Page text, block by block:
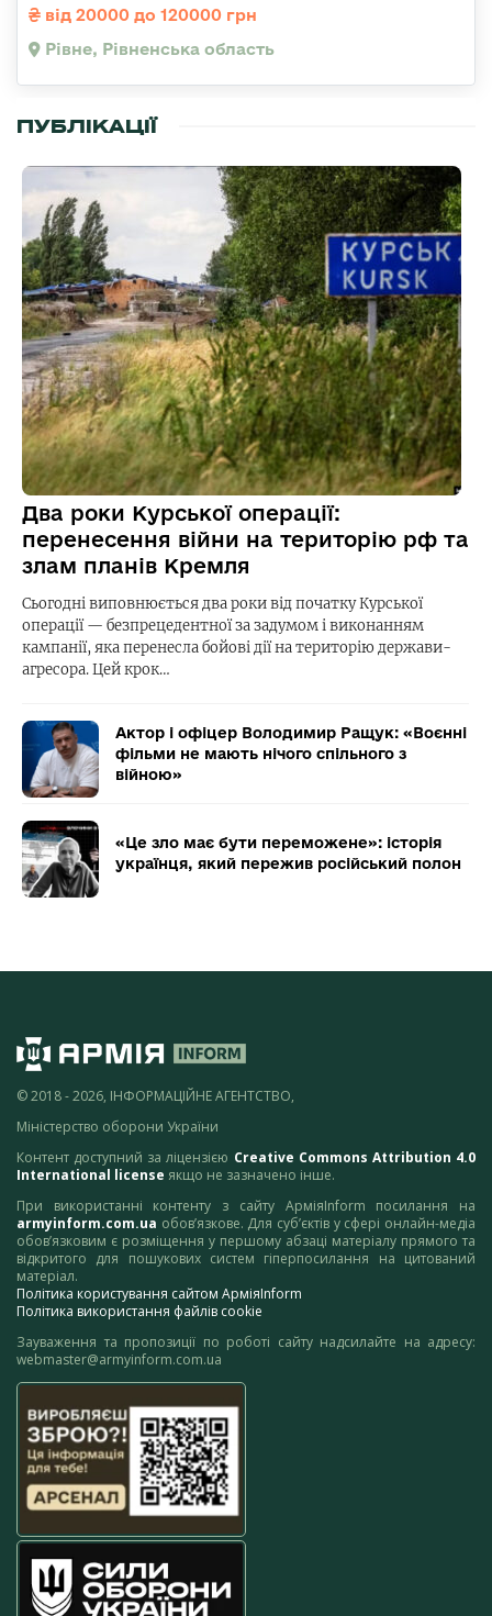
від 20000 до 120000 грн
Рівне, Рівненська область
ПУБЛІКАЦІЇ
Два роки Курської операції:
перенесення війни на територію рф та
злам планів Кремля
Сьогодні виповнюється два роки від початку Курської
операції — безпрецедентної за задумом і виконанням
кампанії, яка перенесла бойові дії на територію держави-
агресора. Цей крок…
Актор і офіцер Володимир Ращук: «Воєнні
фільми не мають нічого спільного з
війною»
«Це зло має бути переможене»: історія
українця, який пережив російський полон
© 2018 - 2026, ІНФОРМАЦІЙНЕ АГЕНТСТВО,
Міністерство оборони України
Контент доступний за ліцензією Creative Commons Attribution 4.0
International license якщо не зазначено інше.
При використанні контенту з сайту АрміяInform посилання на
armyinform.com.ua обов’язкове. Для суб’єктів у сфері онлайн-медіа
обов’язковим є розміщення у першому абзаці матеріалу прямого та
відкритого для пошукових систем гіперпосилання на цитований
матеріал.
Політика користування сайтом АрміяInform
Політика використання файлів cookie
Зауваження та пропозиції по роботі сайту надсилайте на адресу:
webmaster@armyinform.com.ua